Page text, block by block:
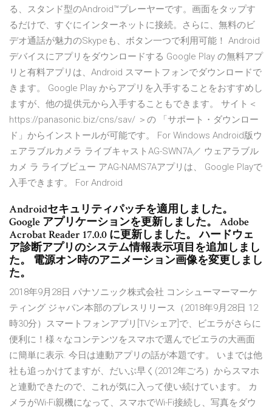
る、スタンド型のAndroid™プレーヤーです。画面をタップす
るだけで、すぐにインターネットに接続。さらに、無料のビ
デオ通話が魅力のSkypeも、ボタン一つで利用可能！ Android
デバイスにアプリをダウンロードする Google Play の無料アプ
リと有料アプリは、Android スマートフォンでダウンロードで
きます。 Google Play からアプリを入手することをおすすめし
ますが、他の提供元から入手することもできます。 サイト＜
https://panasonic.biz/cns/sav/ ＞の 「サポート・ダウンロー
ド」からインストールが可能です。 For Windows Android版ウ
ェアラブルカメラ ライブキャストAG-SWN7A／ ウェアラブル
カメ ラ ライブビュー アAG-NAMS7Aアプリは、 Google Playで
入手できます。 For Android
Androidセキュリティパッチを適用しました。
Google アプリケーションを更新しました。 Adobe
Acrobat Reader 17.0.0 に更新しました。 ハードウェ
ア診断アプリのシステム情報表示項目を追加しまし
た。 電源オン時のアニメーション画像を変更しまし
た。
2018年9月28日 パナソニック株式会社 コンシューマーマーケ
ティング ジャパン本部のプレスリリース（2018年9月28日 12
時30分）スマートフォンアプリ[TVシェア]で、ビエラがさらに
便利に！様々なコンテンツをスマホで選んでビエラの大画面
に簡単に表示. 今日は連動アプリの話が本題です。 いまでは他
社も追っかけてますが、だいぶ早く(2012年ごろ）からスマホ
と連動できたので、これが気に入って使い続けています。 カ
メラがWi-Fi親機になって、スマホでWi-Fi接続し、写真をダウ